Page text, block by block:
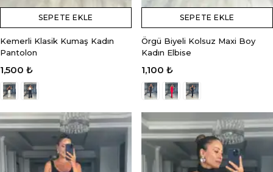
SEPETE EKLE
Kemerli Klasik Kumaş Kadın
Pantolon
1,500 ₺
SEPETE EKLE
Örgü Biyeli Kolsuz Maxi Boy
Kadın Elbise
1,100 ₺